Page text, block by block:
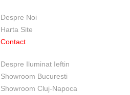
Despre Noi
Harta Site
Contact
Despre Iluminat Ieftin
Showroom Bucuresti
Showroom Cluj-Napoca